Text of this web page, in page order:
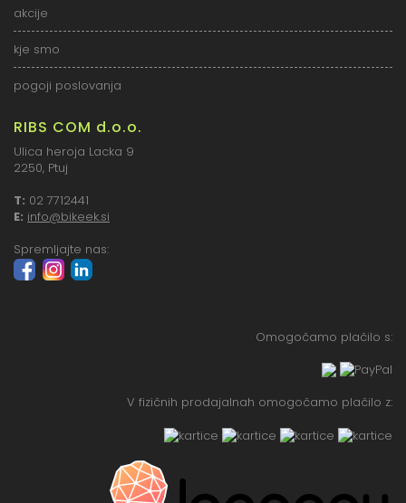
akcije
kje smo
pogoji poslovanja
RIBS COM d.o.o.
Ulica heroja Lacka 9
2250, Ptuj
T: 02 7712441
E: info@bikeek.si
Spremljajte nas:
Omogočamo plačilo s:
V fizičnih prodajalnah omogočamo plačilo z: